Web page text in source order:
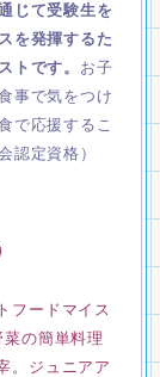
じて受験生を
を発揮するた
トです。 お子
事で気をつけ
で応援するこ
認定資格）
フードマイス
の簡単料理
。ジュニアア